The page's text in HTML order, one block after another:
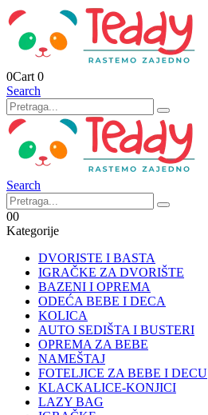
0Cart 0
Search
Search
00
Kategorije
DVORISTE I BASTA
IGRAČKE ZA DVORIŠTE
BAZENI I OPREMA
ODEĆA BEBE I DECA
KOLICA
AUTO SEDIŠTA I BUSTERI
OPREMA ZA BEBE
NAMEŠTAJ
FOTELJICE ZA BEBE I DECU
KLACKALICE-KONJICI
LAZY BAG